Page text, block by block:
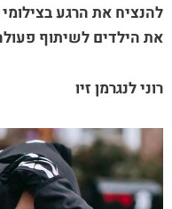
להנציח את הרגע
את הילדים לשיתוף
רוני לנגרמן זיו